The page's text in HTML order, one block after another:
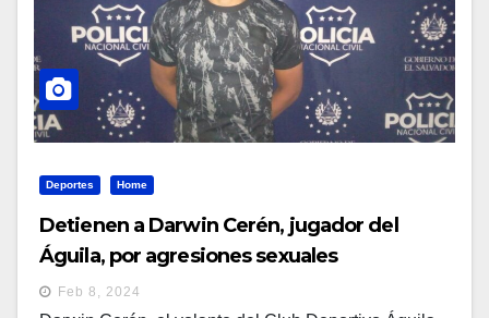
Deportes Home
Detienen a Darwin Cerén, jugador del
Águila, por agresiones sexuales
Feb 8, 2024